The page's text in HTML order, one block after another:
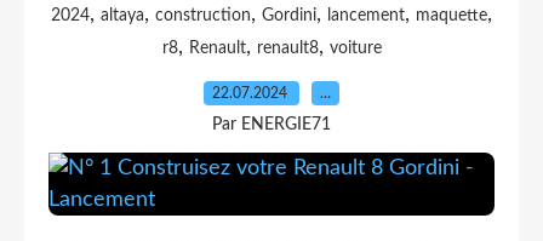
2024, altaya, construction, Gordini, lancement, maquette,
r8, Renault, renault8, voiture
22.07.2024 …
Par ENERGIE71